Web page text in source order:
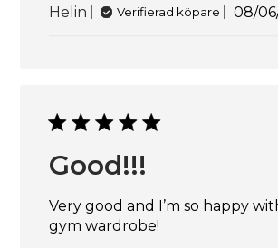
Helin
Verifierad köpare 08/
Good!!!
Very good and I’m so happy
gym wardrobe!